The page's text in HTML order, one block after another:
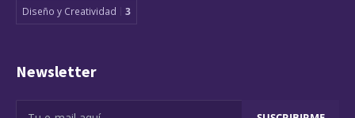
Diseño y Creatividad 3
Newsletter